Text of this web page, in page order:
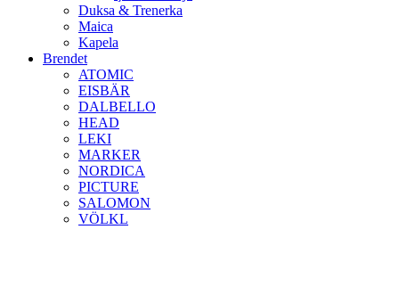
Duksa & Trenerka
Maica
Kapela
Brendet
ATOMIC
EISBÄR
DALBELLO
HEAD
LEKI
MARKER
NORDICA
PICTURE
SALOMON
VÖLKL